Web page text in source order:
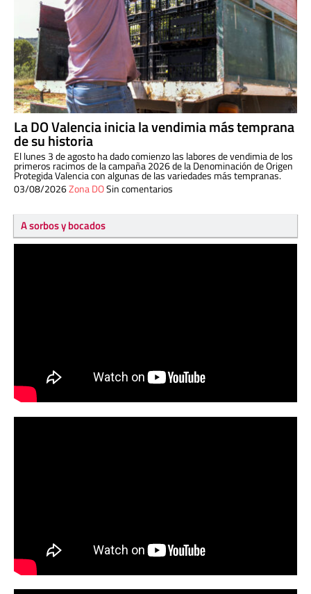
La DO Valencia inicia la vendimia más temprana
de su historia
El lunes 3 de agosto ha dado comienzo las labores de vendimia de los
primeros racimos de la campaña 2026 de la Denominación de Origen
Protegida Valencia con algunas de las variedades más tempranas.
03/08/2026Zona DOSin comentarios
A sorbos y bocados